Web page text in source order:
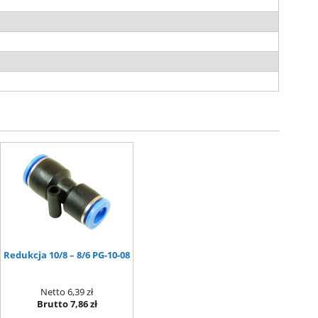
Redukcja 10/8 – 8/6 PG-10-08
Netto 6,39 zł
Brutto7,86 zł